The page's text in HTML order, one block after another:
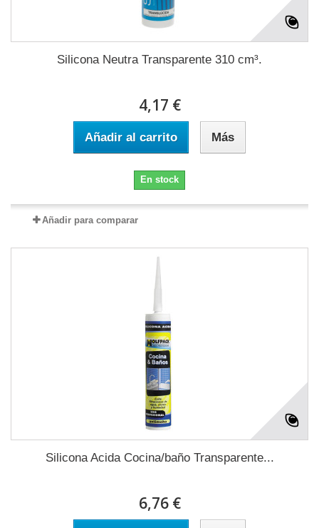
Silicona Neutra Transparente 310 cm³.
4,17 €
Añadir al carrito Más
En stock
Añadir para comparar
Silicona Acida Cocina/baño Transparente...
6,76 €